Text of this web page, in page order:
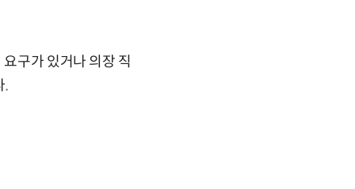
구가 있거나 의장 직
.